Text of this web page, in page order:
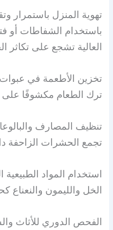
تهوية المنزل باستمرار
باستخدام الشفاطات أو
العالية تشجع على تكاثر
تخزين الأطعمة في
ترك الطعام مكشوفًا
تنظيف المصارف
تجمع الحشرات الزاحفة
استخدام المواد
الخل والليمون والنعناع
الفحص الدوري للأثاث